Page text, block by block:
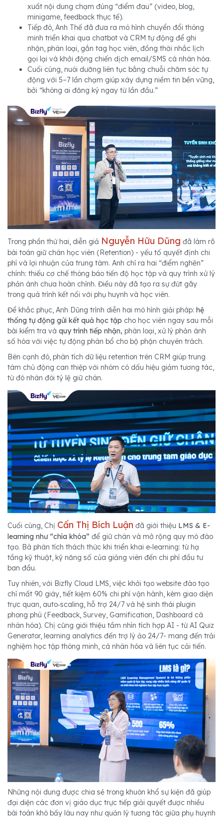
xuất nội dung chạm đúng “điểm đau” (video, blog,
minigame, feedback thực tế).
Tiếp đó, Anh Thế đã đưa ra mô hình chuyển đổi thông
minh triển khai qua chatbot và CRM tự động để ghi
nhận, phân loại, gắn tag học viên, đồng thời nhắc lịch
gọi lại và khởi động chiến dịch email/SMS cá nhân hóa.
Cuối cùng, nuôi dưỡng liên tục bằng chuỗi chăm sóc tự
động với 5–7 lần chạm giúp xây dựng niềm tin bền vững,
bởi “không ai đăng ký ngay từ lần đầu.”
Trong phần thứ hai, diễn giả Nguyễn Hữu Dũng đã làm rõ
bài toán giữ chân học viên (Retention) - yếu tố quyết định chi
phí và lợi nhuận của trung tâm. Anh chỉ ra hai “điểm nghẽn”
chính: thiếu cơ chế thông báo tiến độ học tập và quy trình xử lý
phản ánh chưa hoàn chỉnh. Điều này đã tạo ra sự đứt gãy
trong quá trình kết nối với phụ huynh và học viên.
Để khắc phục, Anh Dũng trình diễn hai mô hình giải pháp: hệ
thống tự động gửi kết quả học tập cho học viên ngay sau mỗi
bài kiểm tra và quy trình tiếp nhận, phân loại, xử lý phản ánh
số hóa với việc tự động phân bổ cho bộ phận chuyên trách.
Bên cạnh đó, phân tích dữ liệu retention trên CRM giúp trung
tâm chủ động can thiệp với nhóm có dấu hiệu giảm tương tác,
từ đó nhân đôi tỷ lệ giữ chân.
Cuối cùng, Chị Cấn Thị Bích Luận đã giới thiệu LMS & E-
learning như “chìa khóa” để giữ chân và mở rộng quy mô đào
tạo. Bà phân tích thách thức khi triển khai e‑learning: từ hạ
tầng kỹ thuật, kỹ năng số của giảng viên đến chi phí đầu tư
ban đầu.
Tuy nhiên, với Bizfly Cloud LMS, việc khởi tạo website đào tạo
chỉ mất 90 giây, tiết kiệm 60% chi phí vận hành, kèm giao diện
trực quan, auto‑scaling, hỗ trợ 24/7 và hệ sinh thái plugin
phong phú (Feedback, Survey, Gamification, Dashboard cá
nhân hóa). Chị cũng giới thiệu tầm nhìn tích hợp AI - từ AI Quiz
Generator, learning analytics đến trợ lý ảo 24/7- mang đến trải
nghiệm học tập thông minh, cá nhân hóa và liên tục cải tiến.
Những nội dung được chia sẻ trong khuôn khổ sự kiện đã giúp
đại diện các đơn vị giáo dục trực tiếp giải quyết được nhiều
bài toán khó bấy lâu nay như quản lý tương tác giữa phụ huynh